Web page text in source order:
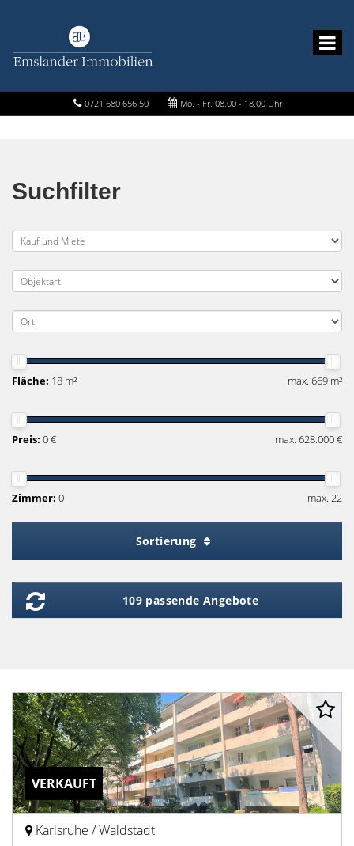
0721 680 656 50 Mo. - Fr. 08.00 - 18.00 Uhr
Suchfilter
Fläche: 18 m² max. 669 m²
Preis: 0 € max. 628.000 €
Zimmer: 0 max. 22
Sortierung
109 passende Angebote
VERKAUFT
Karlsruhe / Waldstadt